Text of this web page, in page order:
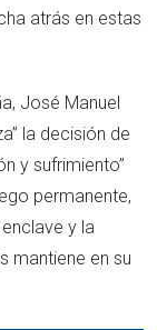
atrás en estas
José Manuel
la decisión de
y sufrimiento”
permanente,
y la
mantiene en su